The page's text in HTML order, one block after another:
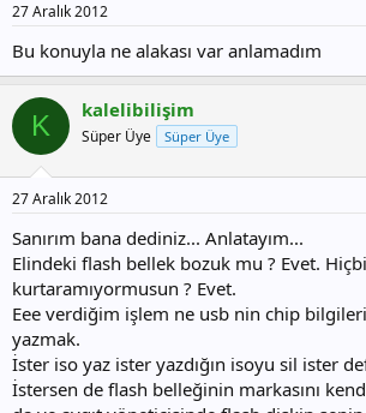
27 Aralık 2012
Bu konuyla ne alakası var anlamadım
K kalelibilişim
Süper Üye Süper Üye
27 Aralık 2012
Sanırım bana dediniz... Anlatayım...
Elindeki flash bellek bozuk mu ? Evet.
kurtaramıyormusun ? Evet.
Eee verdiğim işlem ne usb nin chip
yazmak.
İster iso yaz ister yazdığın isoyu sil ister
İstersen de flash belleğinin markasını